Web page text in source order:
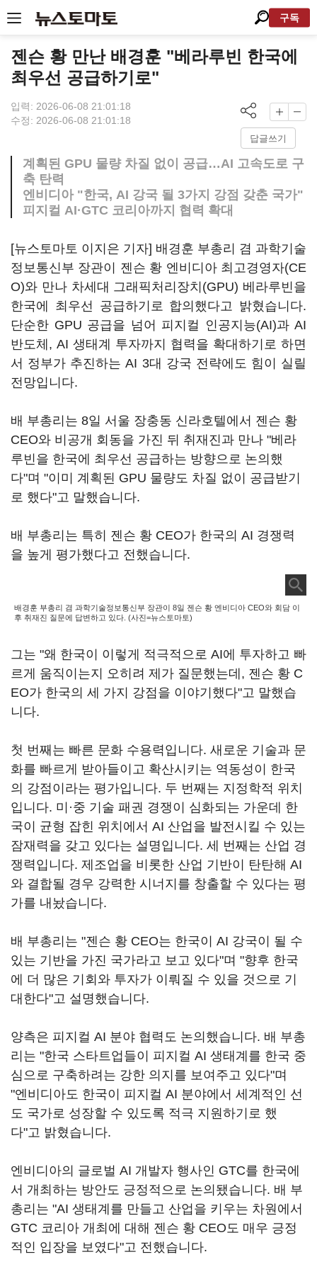
구독
젠슨 황 만난 배경훈 "베라루빈 한국에
최우선 공급하기로"
입력: 2026-06-08 21:01:18
수정: 2026-06-08 21:01:18
답글쓰기
계획된 GPU 물량 차질 없이 공급…AI 고속도로 구
축 탄력
엔비디아 "한국, AI 강국 될 3가지 강점 갖춘 국가"
피지컬 AI·GTC 코리아까지 협력 확대
[뉴스토마토 이지은 기자] 배경훈 부총리 겸 과학기술
정보통신부 장관이 젠슨 황 엔비디아 최고경영자(CE
O)와 만나 차세대 그래픽처리장치(GPU) 베라루빈을
한국에 최우선 공급하기로 합의했다고 밝혔습니다.
단순한 GPU 공급을 넘어 피지컬 인공지능(AI)과 AI
반도체, AI 생태계 투자까지 협력을 확대하기로 하면
서 정부가 추진하는 AI 3대 강국 전략에도 힘이 실릴
전망입니다.
배 부총리는 8일 서울 장충동 신라호텔에서 젠슨 황
CEO와 비공개 회동을 가진 뒤 취재진과 만나 "베라
루빈을 한국에 최우선 공급하는 방향으로 논의했
다"며 "이미 계획된 GPU 물량도 차질 없이 공급받기
로 했다"고 말했습니다.
배 부총리는 특히 젠슨 황 CEO가 한국의 AI 경쟁력
을 높게 평가했다고 전했습니다.
배경훈 부총리 겸 과학기술정보통신부 장관이 8일 젠슨 황 엔비디아 CEO와 회담 이
후 취재진 질문에 답변하고 있다. (사진=뉴스토마토)
그는 "왜 한국이 이렇게 적극적으로 AI에 투자하고 빠
르게 움직이는지 오히려 제가 질문했는데, 젠슨 황 C
EO가 한국의 세 가지 강점을 이야기했다"고 말했습
니다.
첫 번째는 빠른 문화 수용력입니다. 새로운 기술과 문
화를 빠르게 받아들이고 확산시키는 역동성이 한국
의 강점이라는 평가입니다. 두 번째는 지정학적 위치
입니다. 미·중 기술 패권 경쟁이 심화되는 가운데 한
국이 균형 잡힌 위치에서 AI 산업을 발전시킬 수 있는
잠재력을 갖고 있다는 설명입니다. 세 번째는 산업 경
쟁력입니다. 제조업을 비롯한 산업 기반이 탄탄해 AI
와 결합될 경우 강력한 시너지를 창출할 수 있다는 평
가를 내놨습니다.
배 부총리는 "젠슨 황 CEO는 한국이 AI 강국이 될 수
있는 기반을 가진 국가라고 보고 있다"며 "향후 한국
에 더 많은 기회와 투자가 이뤄질 수 있을 것으로 기
대한다"고 설명했습니다.
양측은 피지컬 AI 분야 협력도 논의했습니다. 배 부총
리는 "한국 스타트업들이 피지컬 AI 생태계를 한국 중
심으로 구축하려는 강한 의지를 보여주고 있다"며
"엔비디아도 한국이 피지컬 AI 분야에서 세계적인 선
도 국가로 성장할 수 있도록 적극 지원하기로 했
다"고 밝혔습니다.
엔비디아의 글로벌 AI 개발자 행사인 GTC를 한국에
서 개최하는 방안도 긍정적으로 논의됐습니다. 배 부
총리는 "AI 생태계를 만들고 산업을 키우는 차원에서
GTC 코리아 개최에 대해 젠슨 황 CEO도 매우 긍정
적인 입장을 보였다"고 전했습니다.